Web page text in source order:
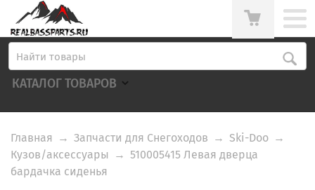
КАТАЛОГ ТОВАРОВ
Главная → Запчасти для Снегоходов → Ski-Doo →
Кузов/аксессуары
→ 510005415 Левая дверца
бардачка сиденья